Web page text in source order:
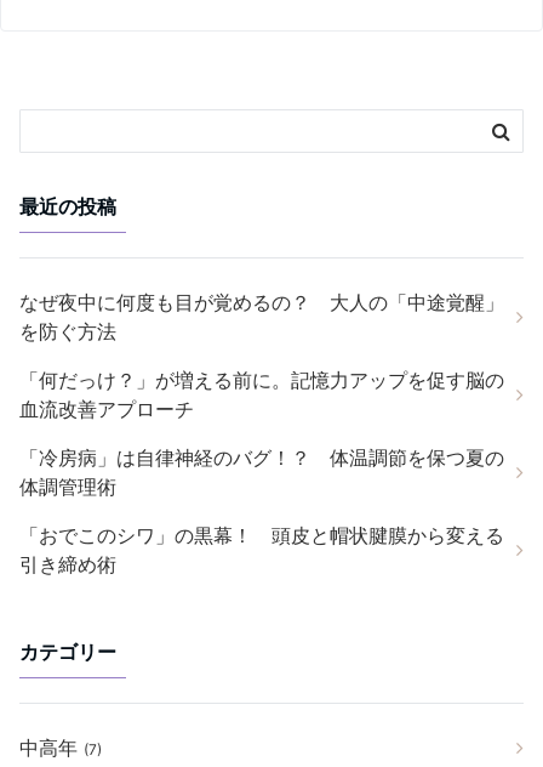
最近の投稿
なぜ夜中に何度も目が覚めるの？ 大人の「中途覚醒」
を防ぐ方法
「何だっけ？」が増える前に。記憶力アップを促す脳の
血流改善アプローチ
「冷房病」は自律神経のバグ！？ 体温調節を保つ夏の
体調管理術
「おでこのシワ」の黒幕！ 頭皮と帽状腱膜から変える
引き締め術
カテゴリー
中高年 (7)